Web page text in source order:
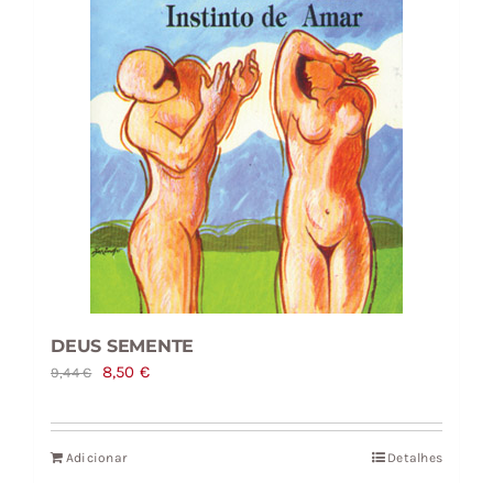
DEUS SEMENTE
9,44€
O
original
era:
8,50 €O
atual
Adicionar Detalhes